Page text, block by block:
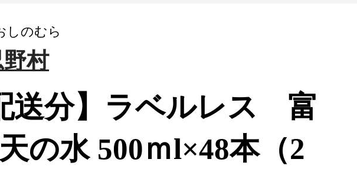
しのむら
村
送分】ラベルレス 富
の水 500ｍl×48本（2